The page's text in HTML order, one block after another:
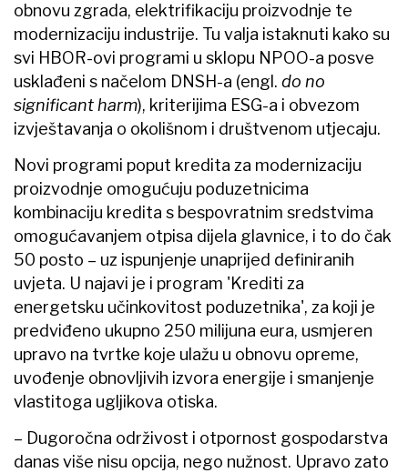
obnovu zgrada, elektrifikaciju proizvodnje te
modernizaciju industrije. Tu valja istaknuti kako su
svi HBOR-ovi programi u sklopu NPOO-a posve
usklađeni s načelom DNSH-a (engl. do no
significant harm), kriterijima ESG-a i obvezom
izvještavanja o okolišnom i društvenom utjecaju.
Novi programi poput kredita za modernizaciju
proizvodnje omogućuju poduzetnicima
kombinaciju kredita s bespovratnim sredstvima
omogućavanjem otpisa dijela glavnice, i to do čak
50 posto – uz ispunjenje unaprijed definiranih
uvjeta. U najavi je i program 'Krediti za
energetsku učinkovitost poduzetnika', za koji je
predviđeno ukupno 250 milijuna eura, usmjeren
upravo na tvrtke koje ulažu u obnovu opreme,
uvođenje obnovljivih izvora energije i smanjenje
vlastitoga ugljikova otiska.
– Dugoročna održivost i otpornost gospodarstva
danas više nisu opcija, nego nužnost. Upravo zato